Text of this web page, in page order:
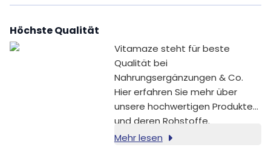
Nahrungsergänzungsmittel
deinen Tag bewusst ausklingen
zu lassen.
Höchste Qualität
Vitamaze steht für beste
Qualität bei
Nahrungsergänzungen & Co.
Hier erfahren Sie mehr über
unsere hochwertigen Produkte
und deren Rohstoffe.
Mehr lesen